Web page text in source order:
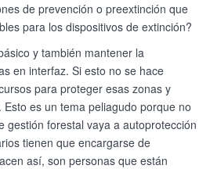
de prevención o preextinción que
para los dispositivos de extinción?
y también mantener la
en interfaz. Si esto no se hace
para proteger esas zonas y
es un tema peliagudo porque no
gestión forestal vaya a autoprotección
tienen que encargarse de
así, son personas que están